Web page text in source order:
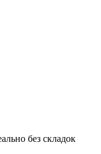
без складок